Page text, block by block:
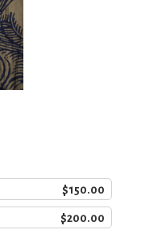
$150.00
$200.00